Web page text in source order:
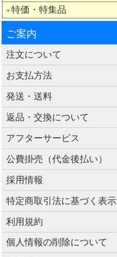
＋ 特価・特集品
ご案内
注文について
お支払方法
発送・送料
返品・交換について
アフターサービス
公費掛売（代金後払い）
採用情報
特定商取引法に基づく表示
利用規約
個人情報の削除について